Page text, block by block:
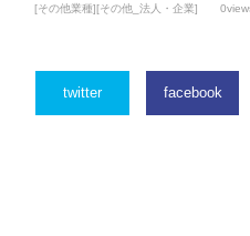
[その他業種][その他_法人・企業]
twitter facebook